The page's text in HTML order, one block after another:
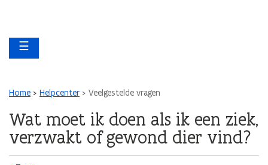
gaan
Main navigation
☰
Kruimelpad
Home Helpcenter Veelgestelde vragen
Wat moet ik doen als ik een ziek,
verzwakt of gewond dier vind?